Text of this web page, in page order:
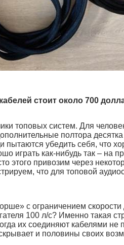
стоит около 700
топовых систем. Для
полтора
убедить себя, что
играть как-нибудь так – на
этого привозим через
что для топовой
с ограничением
100 л/с? Именно такая
их соединяют кабелями
и половины своих